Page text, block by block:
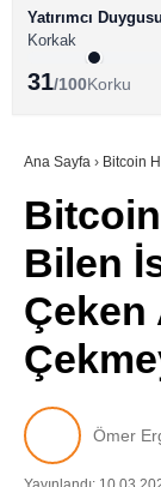
BİTCOİN
ALTCOİN
SÖZLÜK
Yatırımcı Duygusu
Korkak
31/100Korku
Ana Sayfa › Bitcoin
Bilen
Çeken
Ömer